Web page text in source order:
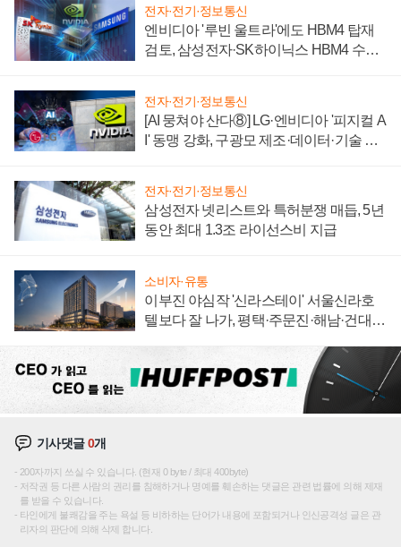
전자·전기·정보통신
엔비디아 '루빈 울트라'에도 HBM4 탑재
검토, 삼성전자·SK하이닉스 HBM4 수율
전자·전기·정보통신
[AI 뭉쳐야 산다⑧] LG·엔비디아 '피지컬 A
I' 동맹 강화, 구광모 제조·데이터·기술 결
전자·전기·정보통신
삼성전자 넷리스트와 특허분쟁 매듭, 5년
동안 최대 1.3조 라이선스비 지급
소비자·유통
이부진 야심작 '신라스테이' 서울신라호
텔보다 잘 나가, 평택·주문진·해남·건대로
기사댓글0개
200자까지 쓰실 수 있습니다. (현재 0 byte / 최대 400byte)
저작권 등 다른 사람의 권리를 침해하거나 명예를 훼손하는 댓글은 관련 법률에 의해 제재
를 받을 수 있습니다.
타인에게 불쾌감을 주는 욕설 등 비하하는 단어가 내용에 포함되거나 인신공격성 글은 관
리자의 판단에 의해 삭제 합니다.